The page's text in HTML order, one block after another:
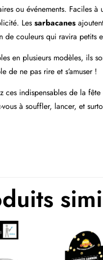
ou événements. Faciles
Les sarbacanes
de couleurs qui ravira petits
en plusieurs modèles, ils
de ne pas rire et s’amuser !
ces indispensables de la
vous à souffler, lancer, et